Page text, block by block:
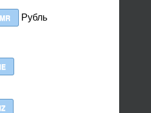
Рубль